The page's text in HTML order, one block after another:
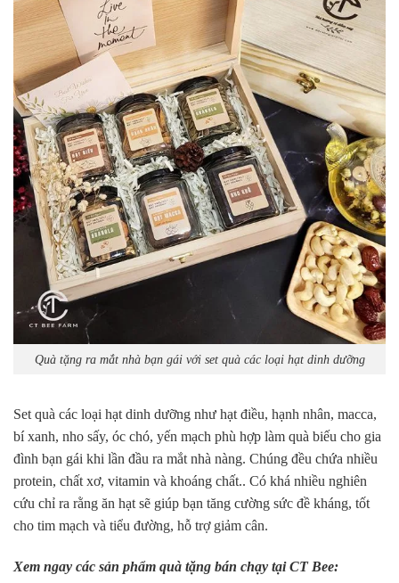
Quà tặng ra mắt nhà bạn gái với set quà các loại hạt dinh dưỡng
Set quà các loại hạt dinh dưỡng như hạt điều, hạnh nhân, macca,
bí xanh, nho sấy, óc chó, yến mạch phù hợp làm quà biếu cho gia
đình bạn gái khi lần đầu ra mắt nhà nàng. Chúng đều chứa nhiều
protein, chất xơ, vitamin và khoáng chất.. Có khá nhiều nghiên
cứu chỉ ra rằng ăn hạt sẽ giúp bạn tăng cường sức đề kháng, tốt
cho tim mạch và tiểu đường, hỗ trợ giảm cân.
Xem ngay các sản phẩm quà tặng bán chạy tại CT Bee: